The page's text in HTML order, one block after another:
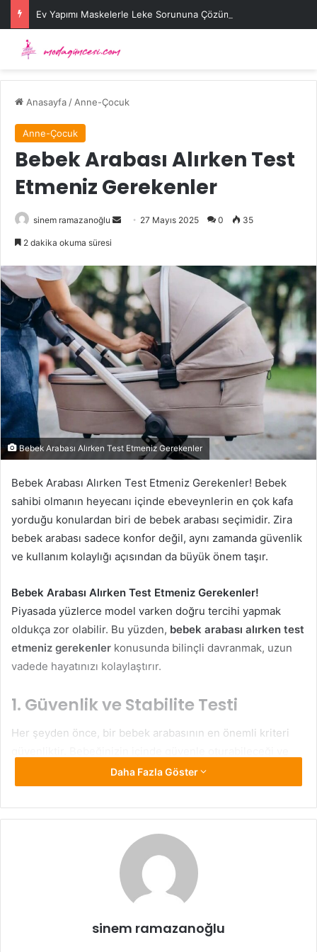
Ev Yapımı Maskelerle Leke Sorununa Çözüm Önerileri
Anasayfa / Anne-Çocuk
Anne-Çocuk
Bebek Arabası Alırken Test
Etmeniz Gerekenler
sinem ramazanoğlu
Bir
göndermek
27 Mayıs 2025 0 35
2 dakika okuma süresi
Bebek Arabası Alırken Test Etmeniz Gerekenler
Bebek Arabası Alırken Test Etmeniz Gerekenler! Bebek
sahibi olmanın heyecanı içinde ebeveynlerin en çok kafa
yorduğu konulardan biri de bebek arabası seçimidir. Zira
bebek arabası sadece konfor değil, aynı zamanda güvenlik
ve kullanım kolaylığı açısından da büyük önem taşır.
Bebek Arabası Alırken Test Etmeniz Gerekenler!
Piyasada yüzlerce model varken doğru tercihi yapmak
oldukça zor olabilir. Bu yüzden, bebek arabası alırken test
etmeniz gerekenler konusunda bilinçli davranmak, uzun
vadede hayatınızı kolaylaştırır.
1. Güvenlik ve Stabilite Testi
Her şeyden önce, bir bebek arabasının en önemli kriteri
hareket ettiğinde dengesini kaybetmeyecek bir araba
tercih etmelisiniz. Arabayı satın almadan önce düz bir
zeminde hafifçe sarsarak stabilitesini test edin. Özellikle
Eğik bir yüzeye koyarak kendi kendine hareket edip
etmediğini gözlemleyin. Fren sistemi ne kadar sağlam?
Fren mekanizması tek bir ayak hareketiyle kolayca devreye
giriyor mu? Bunlar, test edilmeden kesinlikle karar
Daha Fazla Göster
sinem ramazanoğlu